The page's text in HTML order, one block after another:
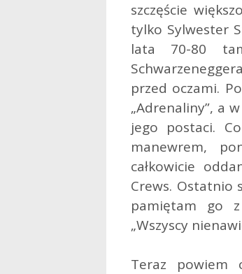
szczęście
tylko Sylwester
lata 70-80
przed oczami.
„Adrenaliny”, a
jego postaci.
manewrem,
całkowicie
Crews. Ostatnio
pamiętam go
„Wszyscy
Teraz powiem